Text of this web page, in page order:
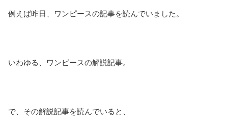
例えば昨日、ワンピースの記事を読んでいました。
いわゆる、ワンピースの解説記事。
で、その解説記事を読んでいると、